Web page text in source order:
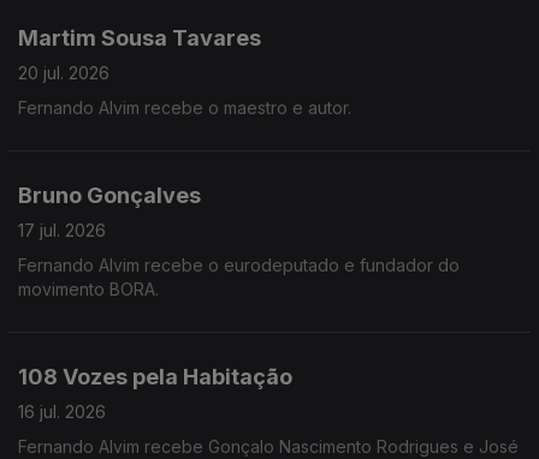
Martim Sousa Tavares
20 jul. 2026
Fernando Alvim recebe o maestro e autor.
Bruno Gonçalves
17 jul. 2026
Fernando Alvim recebe o eurodeputado e fundador do
movimento BORA.
108 Vozes pela Habitação
16 jul. 2026
Fernando Alvim recebe Gonçalo Nascimento Rodrigues e José